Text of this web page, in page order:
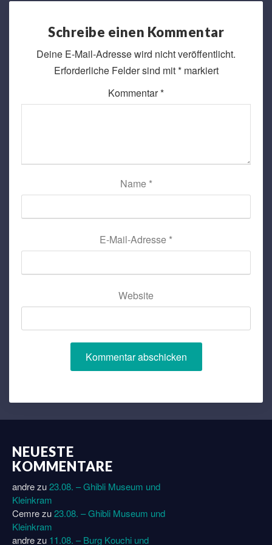
Schreibe einen Kommentar
Deine E-Mail-Adresse wird nicht veröffentlicht.
Erforderliche Felder sind mit*markiert
Kommentar*
Name *
E-Mail-Adresse *
Website
NEUESTE
KOMMENTARE
andrezu23.08. – Ghibli Museum und
Kleinkram
Cemrezu23.08. – Ghibli Museum und
Kleinkram
andrezu 11.08. – Burg Kouchi und